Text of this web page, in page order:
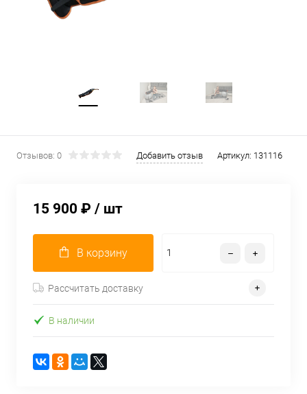
Отзывов: 0 Добавить отзыв Артикул: 131116
15 900 ₽ / шт
В корзину
Рассчитать доставку
В наличии